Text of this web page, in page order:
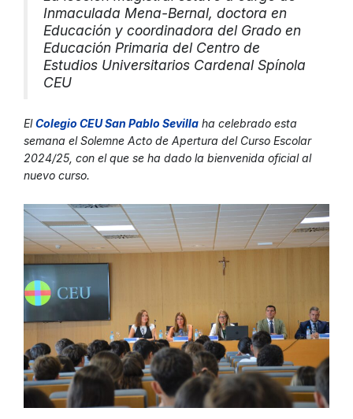
Inmaculada Mena-Bernal, doctora en
Educación y coordinadora del Grado en
Educación Primaria del Centro de
Estudios Universitarios Cardenal Spínola
CEU
ElColegio CEU San Pablo Sevilla ha celebrado esta
semana el Solemne Acto de Apertura del Curso Escolar
2024/25, con el que se ha dado la bienvenida oficial al
nuevo curso.